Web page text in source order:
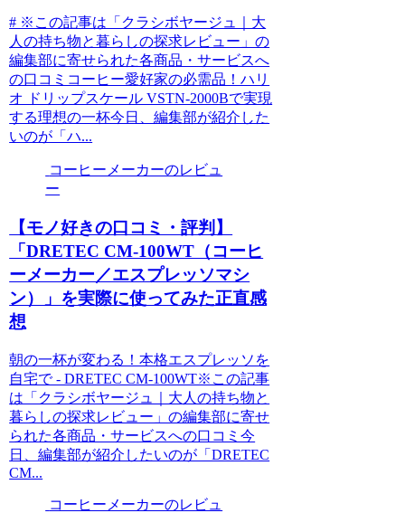
# ※この記事は「クラシボヤージュ｜大
人の持ち物と暮らしの探求レビュー」の
編集部に寄せられた各商品・サービスへ
の口コミコーヒー愛好家の必需品！ハリ
オ ドリップスケール VSTN-2000Bで実現
する理想の一杯今日、編集部が紹介した
いのが「ハ...
コーヒーメーカーのレビュ
ー
【モノ好きの口コミ・評判】
「DRETEC CM-100WT（コーヒ
ーメーカー／エスプレッソマシ
ン）」を実際に使ってみた正直感
想
朝の一杯が変わる！本格エスプレッソを
自宅で - DRETEC CM-100WT※この記事
は「クラシボヤージュ｜大人の持ち物と
暮らしの探求レビュー」の編集部に寄せ
られた各商品・サービスへの口コミ今
日、編集部が紹介したいのが「DRETEC
CM...
コーヒーメーカーのレビュ